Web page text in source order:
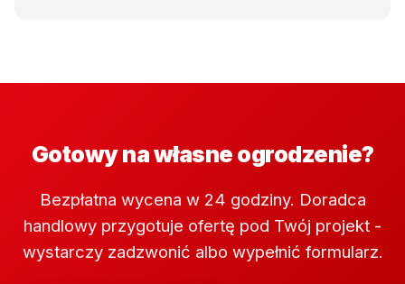
Gotowy na własne ogrodzenie?
Bezpłatna wycena w 24 godziny. Doradca
handlowy przygotuje ofertę pod Twój projekt -
wystarczy zadzwonić albo wypełnić formularz.